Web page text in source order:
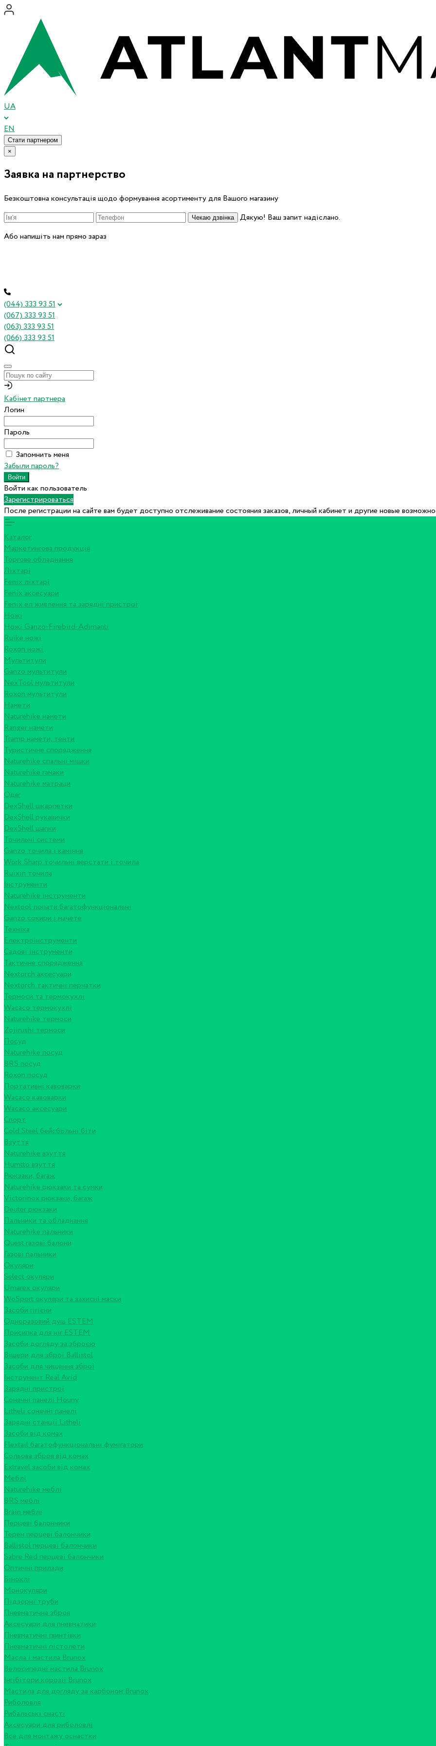
UA
EN
Стати партнером
×
Заявка на партнерство
Безкоштовна консультація щодо формування асортименту для Вашого магазину
Чекаю дзвінка
Дякую! Ваш запит надіслано.
Або напишіть нам прямо зараз
(044) 333 93 51
(067) 333 93 51
(063) 333 93 51
(066) 333 93 51
Кабінет партнера
Логин
Пароль
Запомнить меня
Забыли пароль?
Войти как пользователь
Зарегистрироваться
После регистрации на сайте вам будет доступно отслеживание состояния заказов, личный кабинет и другие новые
Каталог
Маркетингова продукція
Торгове обладнання
Ліхтарі
Fenix ліхтарі
Fenix аксесуари
Fenix ел живлення та зарядні пристрої
Ножі
Ножі Ganzo-Firebird-Adimanti
Ruike ножі
Roxon ножi
Мультитули
Ganzo мультитули
NexTool мультитули
Roxon мультитули
Намети
Naturehike намети
Ranger намети
Tramp намети, тенти
Туристичне спорядження
Naturehike спальні мішки
Naturehike гамаки
Naturehike матраци
Одяг
DexShell шкарпетки
DexShell рукавички
DexShell шапки
Точильні системи
Ganzo точила і каміння
Work Sharp точильні верстати і точила
Ruixin точила
Інструменти
Naturehike інструменти
Nextool лопати багатофункціональні
Ganzo сокири і мачете
Техніка
Електроінструменти
Садові інструменти
Тактичне спорядження
Nextorch аксесуари
Nextorch тактичні перчатки
Термоси та термокухлі
Wacaco термокухлі
Naturehike термоси
Zojirushi термоси
Посуд
Naturehike посуд
BRS посуд
Roxon посуд
Портативні кавоварки
Wacaco кавоварки
Wacaco аксесуари
Спорт
Cold Steel бейсбольні біти
Взуття
Naturehike взуття
Humtto взуття
Рюкзаки, багаж
Naturehike рюкзаки та сумки
Victorinox рюкзаки, багаж
Deuter рюкзаки
Пальники та обладнання
Naturehike пальники
Quest газові балони
Газові пальники
Окуляри
Select окуляри
Umarex окуляри
WoSport окуляри та захисні маски
Засоби гігієни
Одноразовий душ ESTEM
Присипка для ніг ESTEM
Засоби догляду за зброєю
Вішери для зброї Ballistol
Засоби для чищення зброї
Інструмент Real Avid
Зарядні пристрої
Сонячні панелі Houny
Litheli сонячні панелі
Зарядні станції Litheli
Засоби від комах
Flextail багатофункціональні фумігатори
Сольова зброя від комах
Extravel засоби від комах
Меблі
Naturehike меблі
BRS меблі
Brain меблі
Перцеві балончики
Терен перцеві балончики
Ballistol перцеві балончики
Sabre Red перцеві балончики
Оптичні прилади
Біноклі
Монокуляри
Підзорні труби
Пневматична зброя
Аксесуари для пневматики
Пневматичні гвинтівки
Пневматичні пістолети
Масла і мастила Brunox
Велосипедні мастила Brunox
Інгібітори корозії Brunox
Мастила для догляду за карбоном Brunox
Риболовля
Рибальські снасті
Аксесуари для риболовлі
Все для монтажу оснастки